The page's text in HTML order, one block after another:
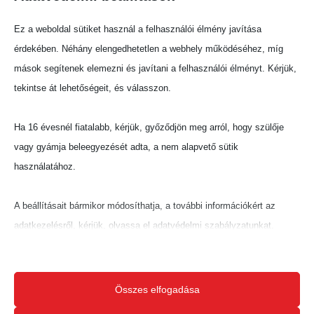
Ez a weboldal sütiket használ a felhasználói élmény javítása
érdekében. Néhány elengedhetetlen a webhely működéséhez, míg
mások segítenek elemezni és javítani a felhasználói élményt. Kérjük,
tekintse át lehetőségeit, és válasszon.
Ha 16 évesnél fiatalabb, kérjük, győződjön meg arról, hogy szülője
vagy gyámja beleegyezését adta, a nem alapvető sütik
használatához.
A beállításait bármikor módosíthatja, a további információkért az
adatkezelésről, kérjük, olvassa el adatvédelmi szabályzatunkat.
Ne feledje, hogy ha bizonyos típusú sütik, vagy szolgáltatások
letiltása mellett dönt, az befolyásolhatja a webhely által nyújtott
Összes elfogadása